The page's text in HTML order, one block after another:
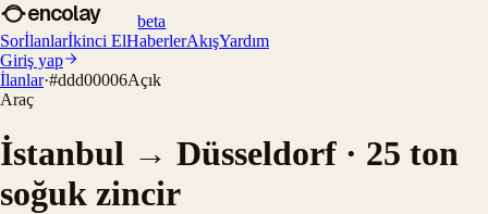
encolay
beta
Sorİlanlarİkinci ElHaberlerAkışYardım
Giriş yap
İlanlar·#ddd00006Açık
Araç
İstanbul → Düsseldorf · 25 ton
soğuk zincir